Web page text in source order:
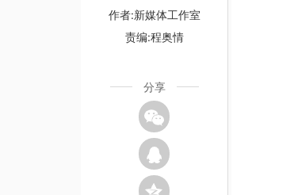
作者:新媒体工作室
责编:程奥情
分享